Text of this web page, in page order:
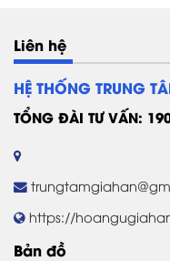
Liên hệ
HỆ THỐNG TRUNG
TỔNG ĐÀI TƯ VẤN:
https://
Bản đồ